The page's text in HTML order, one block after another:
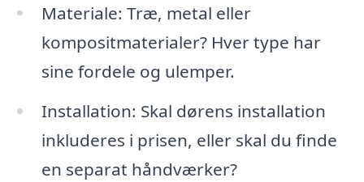
Materiale: Træ, metal eller
kompositmaterialer? Hver type har
sine fordele og ulemper.
Installation: Skal dørens installation
inkluderes i prisen, eller skal du finde
en separat håndværker?